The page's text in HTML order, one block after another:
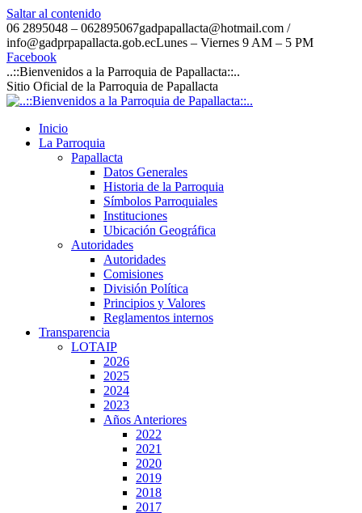
Saltar al contenido
06 2895048 – 062895067gadpapallacta@hotmail.com /
info@gadprpapallacta.gob.ecLunes – Viernes 9 AM – 5 PM
Facebook
..::Bienvenidos a la Parroquia de Papallacta::..
Sitio Oficial de la Parroquia de Papallacta
Inicio
La Parroquia
Papallacta
Datos Generales
Historia de la Parroquia
Símbolos Parroquiales
Instituciones
Ubicación Geográfica
Autoridades
Autoridades
Comisiones
División Política
Principios y Valores
Reglamentos internos
Transparencia
LOTAIP
2026
2025
2024
2023
Años Anteriores
2022
2021
2020
2019
2018
2017